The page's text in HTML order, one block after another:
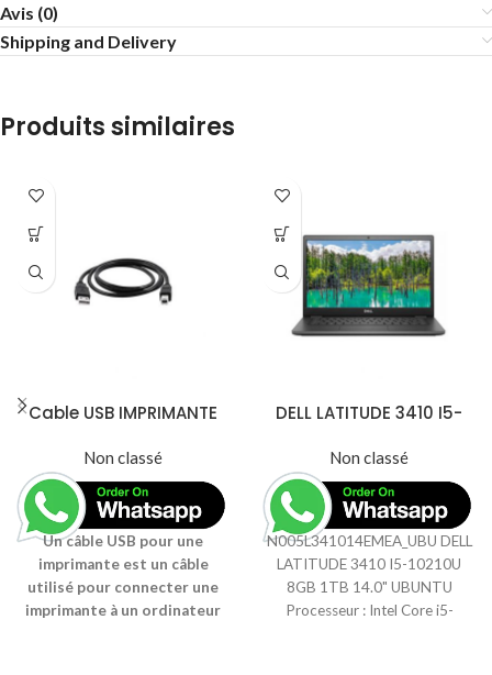
Avis (0)
Shipping and Delivery
Produits similaires
Cable USB IMPRIMANTE
Non classé
Un câble USB pour une
imprimante est un câble
utilisé pour connecter une
imprimante à un ordinateur
DELL LATITUDE 3410 I5-
UBUNTU
Non classé
N005L341014EMEA_UBU DELL
LATITUDE 3410 I5-10210U
8GB 1TB 14.0" UBUNTU
Processeur : Intel Core i5-